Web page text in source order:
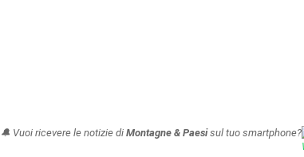
🔔 Vuoi ricevere le notizie di Montagne & Paesisul tuo smartphone?